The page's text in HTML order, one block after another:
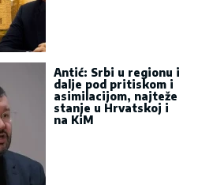
Antić: Srbi u regionu i
dalje pod pritiskom i
asimilacijom, najteže
stanje u Hrvatskoj i
na KiM